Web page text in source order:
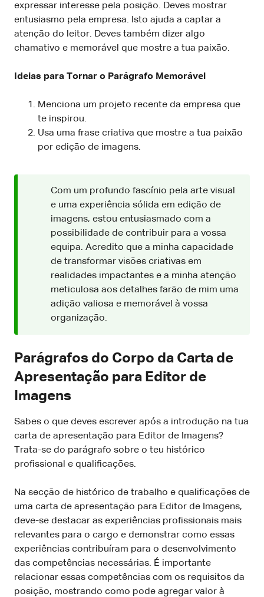
expressar interesse pela posição. Deves mostrar
entusiasmo pela empresa. Isto ajuda a captar a
atenção do leitor. Deves também dizer algo
chamativo e memorável que mostre a tua paixão.
Ideias para Tornar o Parágrafo Memorável
Menciona um projeto recente da empresa que
te inspirou.
Usa uma frase criativa que mostre a tua paixão
por edição de imagens.
Com um profundo fascínio pela arte visual
e uma experiência sólida em edição de
imagens, estou entusiasmado com a
possibilidade de contribuir para a vossa
equipa. Acredito que a minha capacidade
de transformar visões criativas em
realidades impactantes e a minha atenção
meticulosa aos detalhes farão de mim uma
adição valiosa e memorável à vossa
organização.
Parágrafos do Corpo da Carta de
Apresentação para Editor de
Imagens
Sabes o que deves escrever após a introdução na tua
carta de apresentação para Editor de Imagens?
Trata-se do parágrafo sobre o teu histórico
profissional e qualificações.
Na secção de histórico de trabalho e qualificações de
uma carta de apresentação para Editor de Imagens,
deve-se destacar as experiências profissionais mais
relevantes para o cargo e demonstrar como essas
experiências contribuíram para o desenvolvimento
das competências necessárias. É importante
relacionar essas competências com os requisitos da
posição, mostrando como pode agregar valor à